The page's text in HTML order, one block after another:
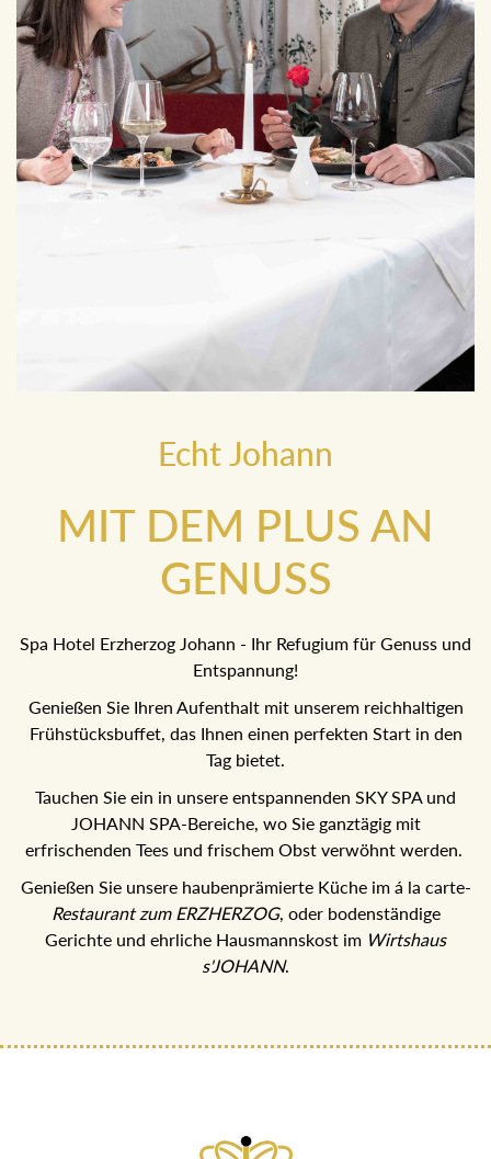
Echt Johann
MIT DEM PLUS AN
GENUSS
Spa Hotel Erzherzog Johann - Ihr Refugium für Genuss und
Entspannung!
Genießen Sie Ihren Aufenthalt mit unserem reichhaltigen
Frühstücksbuffet, das Ihnen einen perfekten Start in den
Tag bietet.
Tauchen Sie ein in unsere entspannenden SKY SPA und
JOHANN SPA-Bereiche, wo Sie ganztägig mit
erfrischenden Tees und frischem Obst verwöhnt werden.
Genießen Sie unsere haubenprämierte Küche im á la carte-
Restaurant zum ERZHERZOG, oder bodenständige
Gerichte und ehrliche Hausmannskost im Wirtshaus
s'JOHANN.